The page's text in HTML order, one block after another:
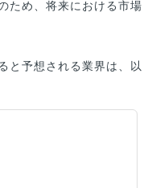
ため、将来における市場
と予想される業界は、以